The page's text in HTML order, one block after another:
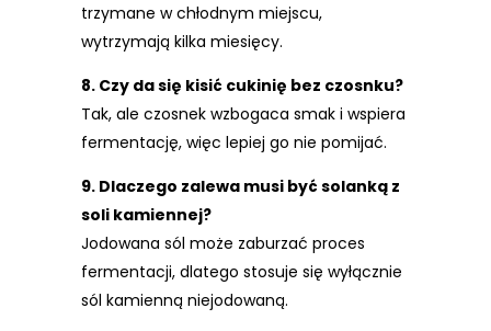
trzymane w chłodnym miejscu,
wytrzymają kilka miesięcy.
8. Czy da się kisić cukinię bez czosnku?
Tak, ale czosnek wzbogaca smak i wspiera
fermentację, więc lepiej go nie pomijać.
9. Dlaczego zalewa musi być solanką z
soli kamiennej?
Jodowana sól może zaburzać proces
fermentacji, dlatego stosuje się wyłącznie
sól kamienną niejodowaną.